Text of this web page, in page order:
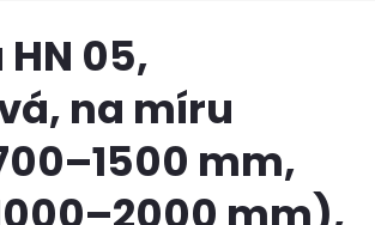
05,
na míru
mm,